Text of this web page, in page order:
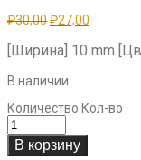
₽30,00
составляла
₽30,00.
₽27,00
₽27,00.
[Ширина] 10 mm
В наличии
Количество Кол-во
В корзину